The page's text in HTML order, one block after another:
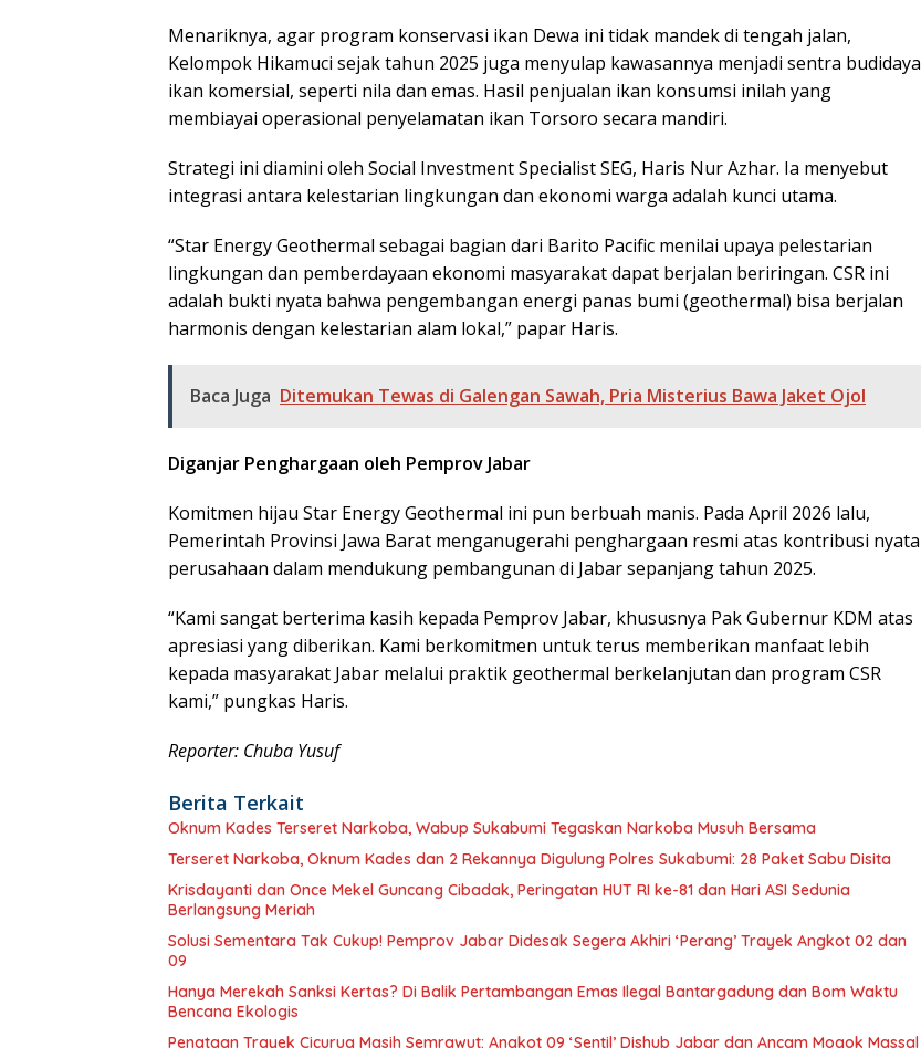
​Menariknya, agar program konservasi ikan Dewa ini tidak mandek di tengah jalan,
Kelompok Hikamuci sejak tahun 2025 juga menyulap kawasannya menjadi sentra budidaya
ikan komersial, seperti nila dan emas. Hasil penjualan ikan konsumsi inilah yang
membiayai operasional penyelamatan ikan Torsoro secara mandiri.
​Strategi ini diamini oleh Social Investment Specialist SEG, Haris Nur Azhar. Ia menyebut
integrasi antara kelestarian lingkungan dan ekonomi warga adalah kunci utama.
​“Star Energy Geothermal sebagai bagian dari Barito Pacific menilai upaya pelestarian
lingkungan dan pemberdayaan ekonomi masyarakat dapat berjalan beriringan. CSR ini
adalah bukti nyata bahwa pengembangan energi panas bumi (geothermal) bisa berjalan
harmonis dengan kelestarian alam lokal,” papar Haris.
Baca Juga Ditemukan Tewas di Galengan Sawah, Pria Misterius Bawa Jaket Ojol
Diganjar Penghargaan oleh Pemprov Jabar
​Komitmen hijau Star Energy Geothermal ini pun berbuah manis. Pada April 2026 lalu,
Pemerintah Provinsi Jawa Barat menganugerahi penghargaan resmi atas kontribusi nyata
perusahaan dalam mendukung pembangunan di Jabar sepanjang tahun 2025.
​“Kami sangat berterima kasih kepada Pemprov Jabar, khususnya Pak Gubernur KDM atas
apresiasi yang diberikan. Kami berkomitmen untuk terus memberikan manfaat lebih
kepada masyarakat Jabar melalui praktik geothermal berkelanjutan dan program CSR
kami,” pungkas Haris.
Reporter: Chuba Yusuf
Berita Terkait
Oknum Kades Terseret Narkoba, Wabup Sukabumi Tegaskan Narkoba Musuh Bersama
Terseret Narkoba, Oknum Kades dan 2 Rekannya Digulung Polres Sukabumi: 28 Paket Sabu Disita
Krisdayanti dan Once Mekel Guncang Cibadak, Peringatan HUT RI ke-81 dan Hari ASI Sedunia
Berlangsung Meriah
Solusi Sementara Tak Cukup! Pemprov Jabar Didesak Segera Akhiri ‘Perang’ Trayek Angkot 02 dan
09
Hanya Merekah Sanksi Kertas? Di Balik Pertambangan Emas Ilegal Bantargadung dan Bom Waktu
Bencana Ekologis
Penataan Trayek Cicurug Masih Semrawut: Angkot 09 ‘Sentil’ Dishub Jabar dan Ancam Mogok Massal